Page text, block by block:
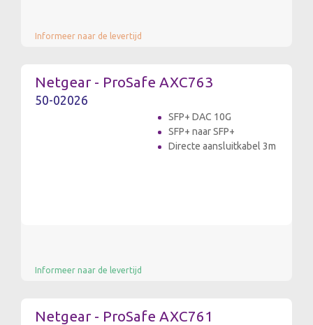
Informeer naar de levertijd
Netgear - ProSafe AXC763
50-02026
SFP+ DAC 10G
SFP+ naar SFP+
Directe aansluitkabel 3m
Informeer naar de levertijd
Netgear - ProSafe AXC761